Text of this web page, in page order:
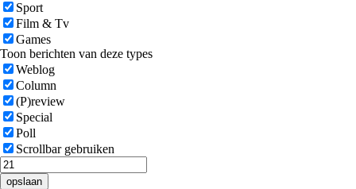
Sport
Film & Tv
Games
Toon berichten van deze types
Weblog
Column
(P)review
Special
Poll
Scrollbar gebruiken
opslaan